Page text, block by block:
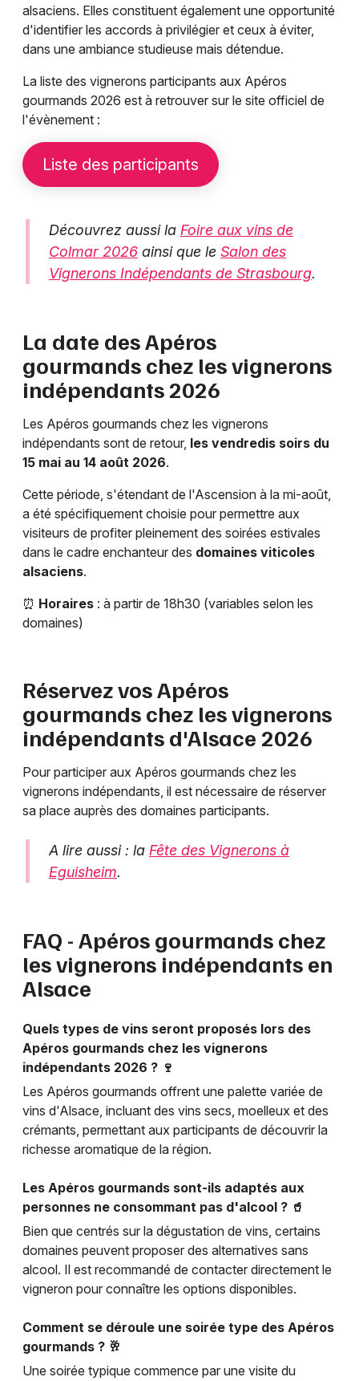
alsaciens. Elles constituent également une opportunité
d'identifier les accords à privilégier et ceux à éviter,
dans une ambiance studieuse mais détendue.
La liste des vignerons participants aux Apéros
gourmands 2026 est à retrouver sur le site officiel de
l'évènement :
Liste des participants
Découvrez aussi la Foire aux vins de
Colmar 2026 ainsi que le Salon des
Vignerons Indépendants de Strasbourg.
La date des Apéros
gourmands chez les vignerons
indépendants 2026
Les Apéros gourmands chez les vignerons
indépendants sont de retour, les vendredis soirs du
15 mai au 14 août 2026.
Cette période, s'étendant de l'Ascension à la mi-août,
a été spécifiquement choisie pour permettre aux
visiteurs de profiter pleinement des soirées estivales
dans le cadre enchanteur des domaines viticoles
alsaciens.
⏰ Horaires : à partir de 18h30 (variables selon les
domaines)
Réservez vos Apéros
gourmands chez les vignerons
indépendants d'Alsace 2026
Pour participer aux Apéros gourmands chez les
vignerons indépendants, il est nécessaire de réserver
sa place auprès des domaines participants.
A lire aussi : la Fête des Vignerons à
Eguisheim.
FAQ - Apéros gourmands chez
les vignerons indépendants en
Alsace
Quels types de vins seront proposés lors des
Apéros gourmands chez les vignerons
indépendants 2026 ? 🍷
Les Apéros gourmands offrent une palette variée de
vins d'Alsace, incluant des vins secs, moelleux et des
crémants, permettant aux participants de découvrir la
richesse aromatique de la région.
Les Apéros gourmands sont-ils adaptés aux
personnes ne consommant pas d'alcool ? 🥤
Bien que centrés sur la dégustation de vins, certains
domaines peuvent proposer des alternatives sans
alcool. Il est recommandé de contacter directement le
vigneron pour connaître les options disponibles.
Comment se déroule une soirée type des Apéros
gourmands ? 🥂
Une soirée typique commence par une visite du